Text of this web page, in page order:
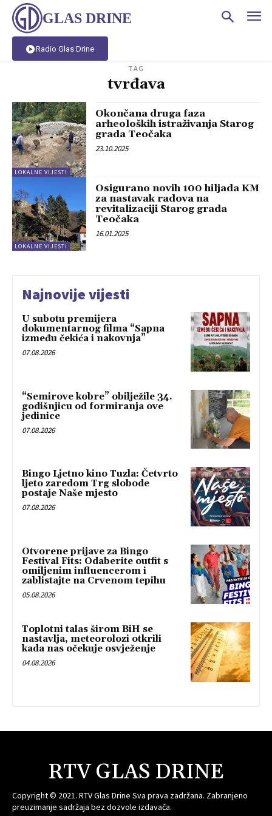
GLAS DRINE
Radio Glas Drine
TAG
tvrđava
LOKALNE VIJESTI
Okončana druga faza
arheoloških istraživanja Starog
grada Teočaka
23.10.2025
LOKALNE VIJESTI
Osigurano novih 100 hiljada KM
za nastavak radova na
revitalizaciji Starog grada
Teočaka
16.01.2025
Najnovije vijesti
U subotu premijera
dokumentarnog filma “Sapna
između čekića i nakovnja”
07.08.2026
“Semirove kobre” obilježile 34.
godišnjicu od formiranja ove
jedinice
07.08.2026
Bingo Ljetno kino Tuzla: Četvrto
ljeto zaredom Trg slobode
postaje Naše mjesto
07.08.2026
Otvorene prijave za Bingo
Festival Fits: Odaberite outfit s
omiljenim influencerom i
zablistajte na Crvenom tepihu
05.08.2026
Toplotni talas širom BiH se
nastavlja, meteorolozi otkrili
kada nas očekuje osvježenje
04.08.2026
RTV GLAS DRINE
Copyright © 2021. RTV Glas Drine Sva prava zadržana. Zabranjeno
preuzimanje sadržaja bez dozvole izdavača.